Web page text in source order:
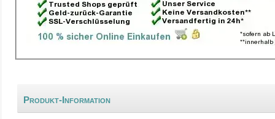
Produkt-Information